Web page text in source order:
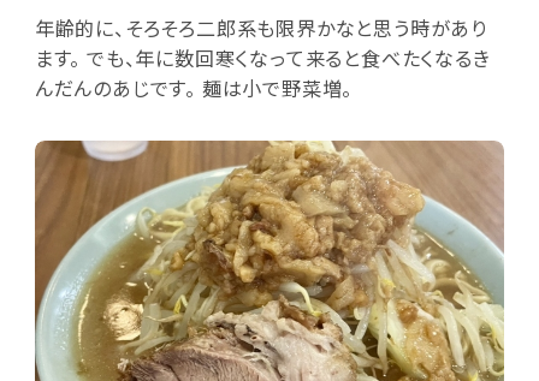
年齢的に、そろそろ二郎系も限界かなと思う時があり
ます。 でも、年に数回寒くなって来ると食べたくなるき
んだんのあじです。 麺は小で野菜増。